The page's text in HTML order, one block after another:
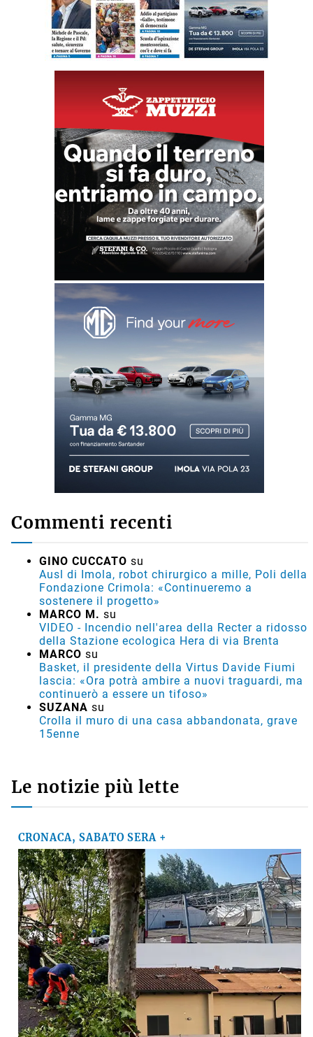
Commenti recenti
GINO CUCCATO su
Ausl di Imola, robot chirurgico a mille, Poli della
Fondazione Crimola: «Continueremo a
sostenere il progetto»
MARCO M. su
VIDEO - Incendio nell'area della Recter a ridosso
della Stazione ecologica Hera di via Brenta
MARCO su
Basket, il presidente della Virtus Davide Fiumi
lascia: «Ora potrà ambire a nuovi traguardi, ma
continuerò a essere un tifoso»
SUZANA su
Crolla il muro di una casa abbandonata, grave
15enne
Le notizie più lette
CRONACA, SABATO SERA +